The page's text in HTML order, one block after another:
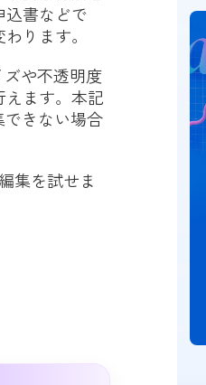
書などで
ります。
や不透明度
ます。本記
きない場合
集を試せま